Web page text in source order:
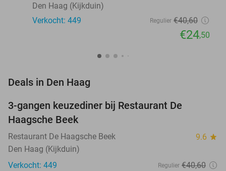
Den Haag (Kijkduin)
Verkocht: 449
Regulier €40,60
€24,50
Deals in Den Haag
3-gangen keuzediner bij Restaurant De
Haagsche Beek
Restaurant De Haagsche Beek 9.6 star
Den Haag (Kijkduin)
Verkocht: 449
Regulier €40,60